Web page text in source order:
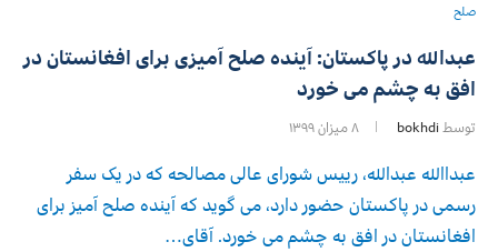
صلح
عبدالله در پاکستان: آینده صلح آمیزی برای افغانستان در
افق به چشم می خورد
توسط bokhdi ۸ میزان ۱۳۹۹
عبداالله عبدالله، رییس شورای عالی مصالحه که در یک سفر
رسمی در پاکستان حضور دارد، می گوید که آینده صلح آمیز برای
افغانستان در افق به چشم می خورد. آقای…